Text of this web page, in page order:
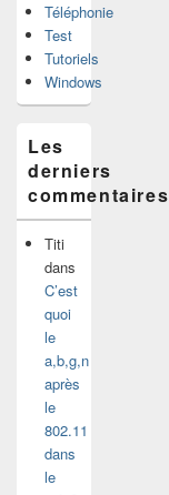
Téléphonie
Test
Tutoriels
Windows
Les
derniers
commentaires
Titi
dans
C’est
quoi
le
a,b,g,n
après
le
802.11
dans
le